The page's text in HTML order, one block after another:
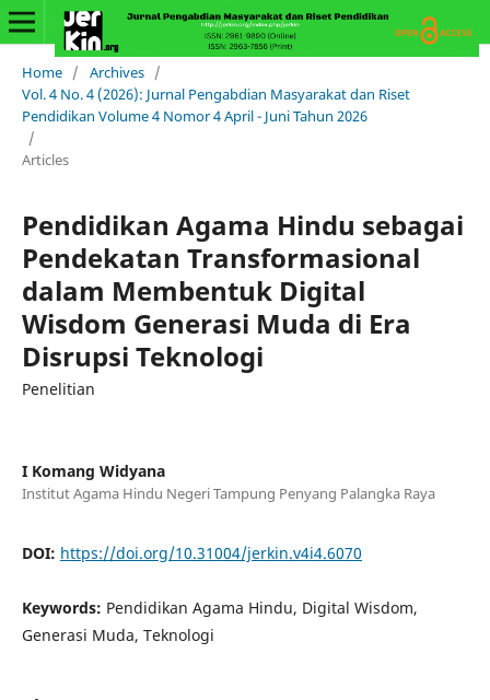
Home / Archives /
Vol. 4 No. 4 (2026): Jurnal Pengabdian Masyarakat dan Riset
Pendidikan Volume 4 Nomor 4 April - Juni Tahun 2026
/
Articles
Pendidikan Agama Hindu sebagai
Pendekatan Transformasional
dalam Membentuk Digital
Wisdom Generasi Muda di Era
Disrupsi Teknologi
Penelitian
I Komang Widyana
Institut Agama Hindu Negeri Tampung Penyang Palangka Raya
DOI: https://doi.org/10.31004/jerkin.v4i4.6070
Keywords: Pendidikan Agama Hindu, Digital Wisdom,
Generasi Muda, Teknologi